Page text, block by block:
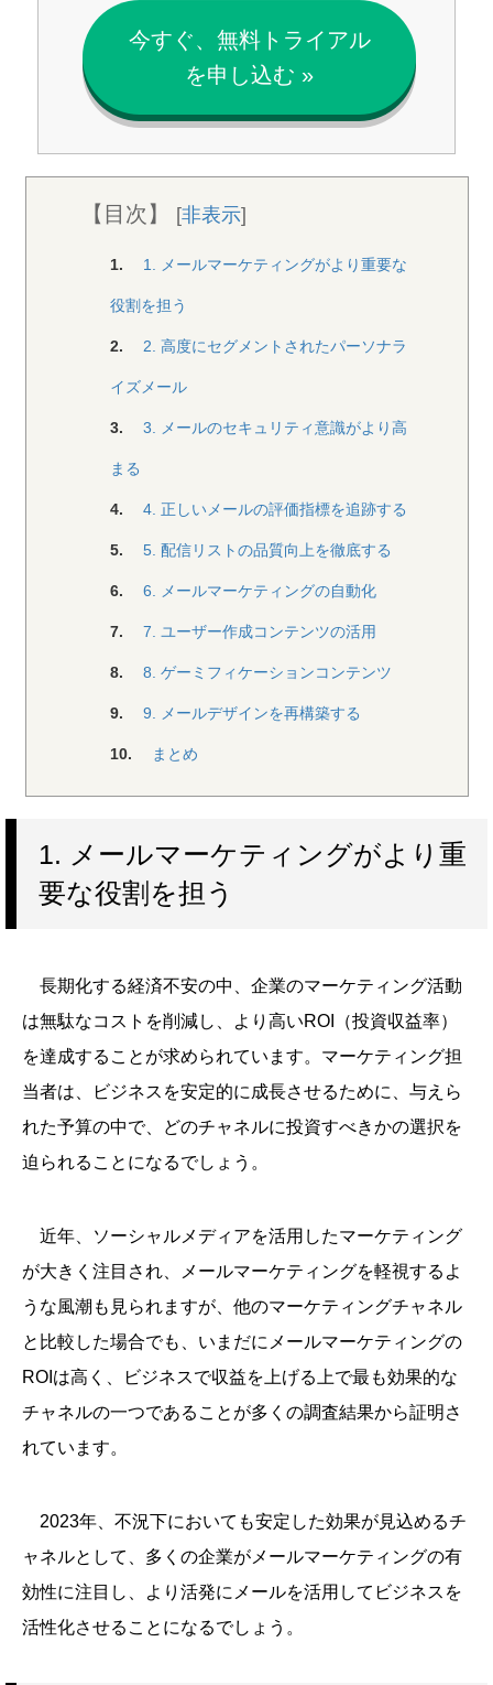
今すぐ、無料トライアル
を申し込む »
【目次】 [非表示]
1. 1. メールマーケティングがより重要な
役割を担う
2. 2. 高度にセグメントされたパーソナラ
イズメール
3. 3. メールのセキュリティ意識がより高
まる
4. 4. 正しいメールの評価指標を追跡する
5. 5. 配信リストの品質向上を徹底する
6. 6. メールマーケティングの自動化
7. 7. ユーザー作成コンテンツの活用
8. 8. ゲーミフィケーションコンテンツ
9. 9. メールデザインを再構築する
10. まとめ
1. メールマーケティングがより重
要な役割を担う
長期化する経済不安の中、企業のマーケティング活動
は無駄なコストを削減し、より高いROI（投資収益率）
を達成することが求められています。マーケティング担
当者は、ビジネスを安定的に成長させるために、与えら
れた予算の中で、どのチャネルに投資すべきかの選択を
迫られることになるでしょう。
近年、ソーシャルメディアを活用したマーケティング
が大きく注目され、メールマーケティングを軽視するよ
うな風潮も見られますが、他のマーケティングチャネル
と比較した場合でも、いまだにメールマーケティングの
ROIは高く、ビジネスで収益を上げる上で最も効果的な
チャネルの一つであることが多くの調査結果から証明さ
れています。
2023年、不況下においても安定した効果が見込めるチ
ャネルとして、多くの企業がメールマーケティングの有
効性に注目し、より活発にメールを活用してビジネスを
活性化させることになるでしょう。